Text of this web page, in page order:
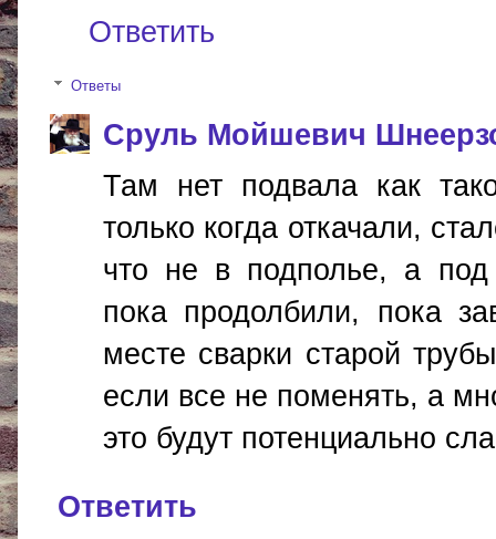
Ответить
Ответы
Сруль Мойшевич
Там нет подвала как
только когда откачали,
что не в подполье, а
пока продолбили, пока
месте сварки старой
если все не поменять, а
это будут потенциально
Ответить